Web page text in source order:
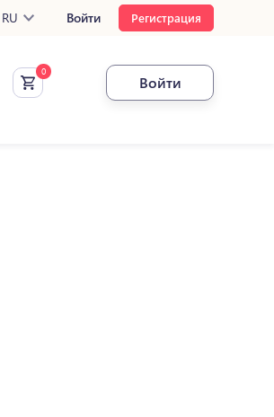
RU Войти Регистрация
Войти